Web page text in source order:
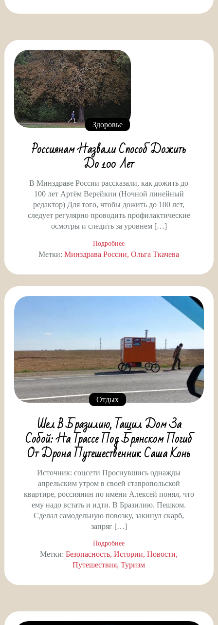
Здоровье
Россиянам Назвали Способ Дожить
До 100 Лет
В Минздраве России рассказали, как дожить до
100 лет Артём Верейкин (Ночной линейный
редактор) Для того, чтобы дожить до 100 лет,
следует регулярно проводить профилактические
осмотры и следить за уровнем […]
Подробнее
Метки:Минздрава России Ольга Ткачева
Отдых
Шел В Бразилию, Тащил Дом За
Собой: На Трассе Под Брянском Погиб
От Дрона Путешественник Саша Конь
Источник: соцсети Проснувшись однажды
апрельским утром в своей ставропольской
квартире, россиянин по имени Алексей понял, что
ему надо встать и идти. В Бразилию. Пешком.
Сделал самодельную повозку, закинул скарб,
запряг […]
Подробнее
Метки:Безопасность Истории Новости
Путешествия Туризм